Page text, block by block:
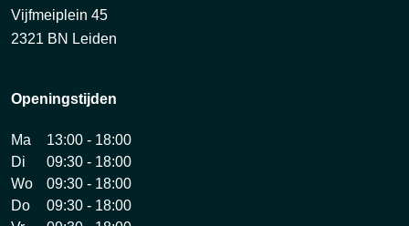
Vijfmeiplein 45
2321 BN Leiden
Openingstijden
Ma
13:00 - 18:00
Di
09:30 - 18:00
Wo
09:30 - 18:00
Do
09:30 - 18:00